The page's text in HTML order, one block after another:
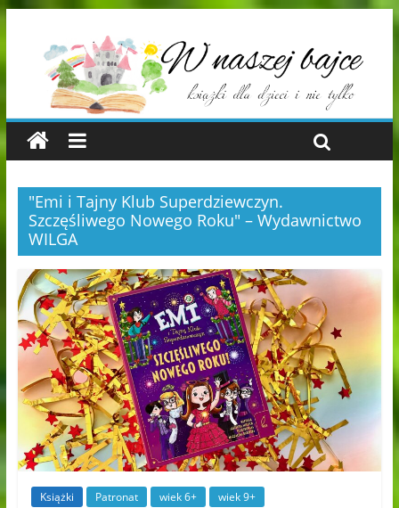
"Emi i Tajny Klub Superdziewczyn.
Szczęśliwego Nowego Roku" – Wydawnictwo
WILGA
Książki Patronat wiek 6+ wiek 9+